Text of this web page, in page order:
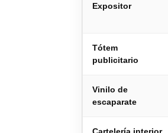
Expositor
Tótem
publicitario
Vinilo de
escaparate
Cartelería interior